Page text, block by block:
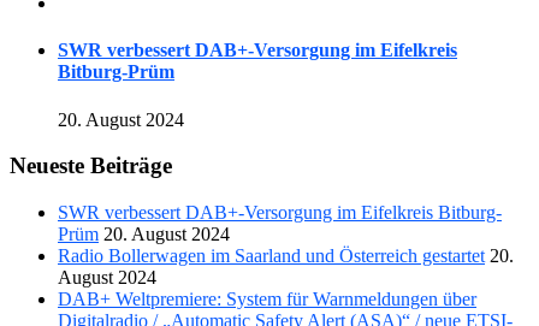
SWR verbessert DAB+-Versorgung im Eifelkreis
Bitburg-Prüm
20. August 2024
Neueste Beiträge
SWR verbessert DAB+-Versorgung im Eifelkreis Bitburg-
Prüm 20. August 2024
Radio Bollerwagen im Saarland und Österreich gestartet 20.
August 2024
DAB+ Weltpremiere: System für Warnmeldungen über
Digitalradio / „Automatic Safety Alert (ASA)“ / neue ETSI-